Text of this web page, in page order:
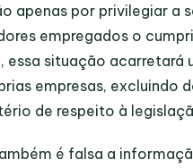
apenas por privilegiar a
empregados o
essa situação
empresas, excluindo
de respeito à
é falsa a